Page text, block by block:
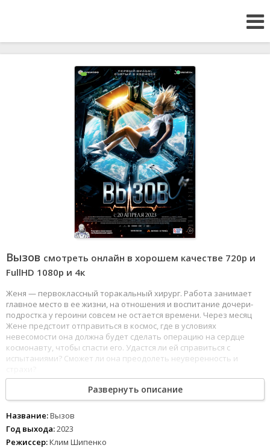
Вызов смотреть онлайн в хорошем качестве 720p и
FullHD 1080р и 4к
Женя — первоклассный торакальный хирург. Работа занимает
главное место в ее жизни, на отношения и воспитание дочери-
подростка у героини совсем не остается времени. Через месяц
Жене предстоит отправиться в космос, где в условиях
невесомости она должна будет сделать операцию на сердце
космонавту, чтобы спасти его. Удастся ли ей справиться с
испытаниями? Сможет ли она преодолеть неуверенность и
160 161 162163 164165166 167
172Вызов (2023) можно смотреть онлайн в хорошем качестве Full
HD 1080 и 4к, отличное качество изображения и хороший звук
Развернуть описание
Название:Вызов
Год выхода:2023
Режиссер:Клим Шипенко